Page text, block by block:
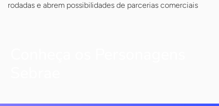
rodadas e abrem possibilidades de parcerias comerciais